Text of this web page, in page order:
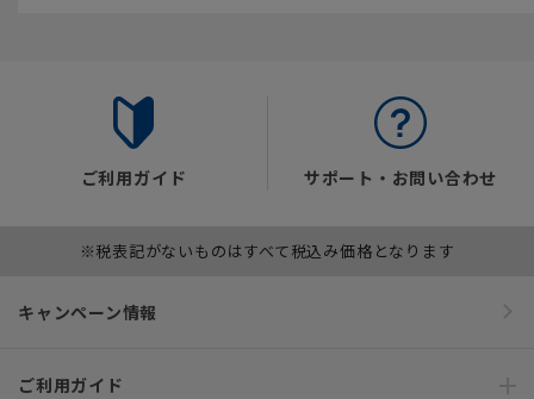
ご利用ガイド サポート・お問い合わせ
※税表記がないものはすべて税込み価格となります
キャンペーン情報
ご利用ガイド